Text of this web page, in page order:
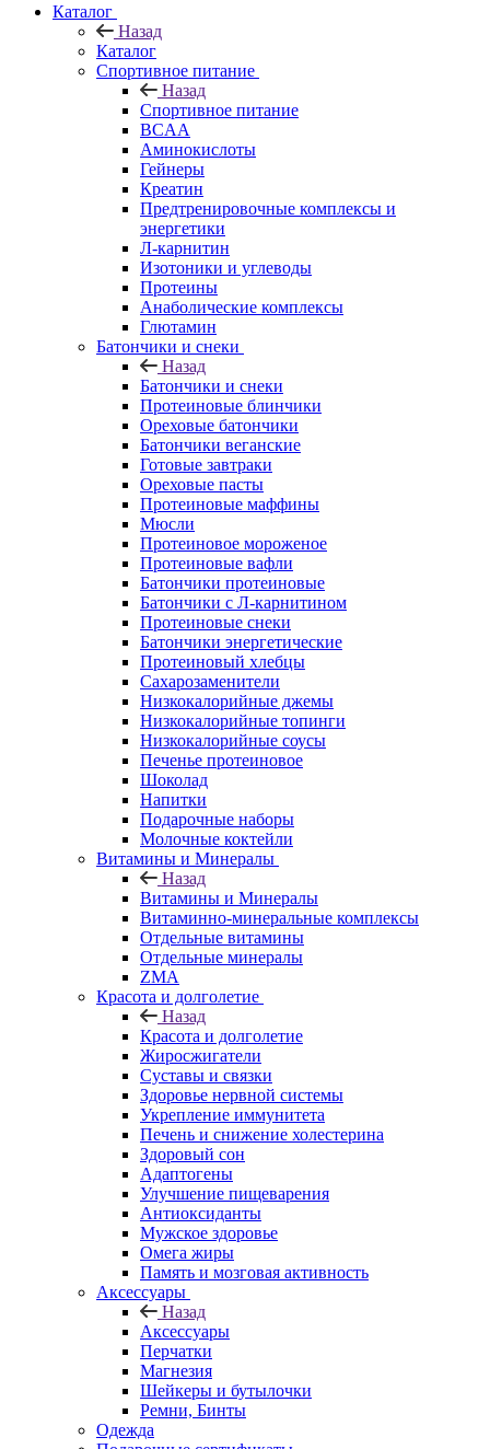
Каталог
Назад
Каталог
Спортивное питание
Назад
Спортивное питание
BCAA
Аминокислоты
Гейнеры
Креатин
Предтренировочные комплексы и
энергетики
Л-карнитин
Изотоники и углеводы
Протеины
Анаболические комплексы
Глютамин
Батончики и снеки
Назад
Батончики и снеки
Протеиновые блинчики
Ореховые батончики
Батончики веганские
Готовые завтраки
Ореховые пасты
Протеиновые маффины
Мюсли
Протеиновое мороженое
Протеиновые вафли
Батончики протеиновые
Батончики с Л-карнитином
Протеиновые снеки
Батончики энергетические
Протеиновый хлебцы
Сахарозаменители
Низкокалорийные джемы
Низкокалорийные топинги
Низкокалорийные соусы
Печенье протеиновое
Шоколад
Напитки
Подарочные наборы
Молочные коктейли
Витамины и Минералы
Назад
Витамины и Минералы
Витаминно-минеральные комплексы
Отдельные витамины
Отдельные минералы
ZMA
Красота и долголетие
Назад
Красота и долголетие
Жиросжигатели
Суставы и связки
Здоровье нервной системы
Укрепление иммунитета
Печень и снижение холестерина
Здоровый сон
Адаптогены
Улучшение пищеварения
Антиоксиданты
Мужское здоровье
Омега жиры
Память и мозговая активность
Аксессуары
Назад
Аксессуары
Перчатки
Магнезия
Шейкеры и бутылочки
Ремни, Бинты
Одежда